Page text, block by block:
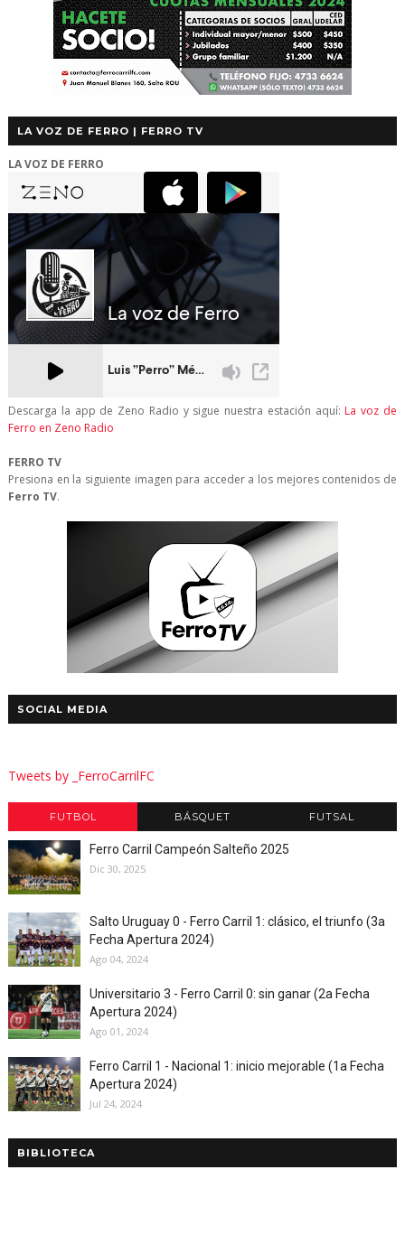
LA VOZ DE FERRO | FERRO TV
LA VOZ DE FERRO
Descarga la app de Zeno Radio y sigue nuestra estación aquí: La voz de
Ferro en Zeno Radio
FERRO TV
Presiona en la siguiente imagen para acceder a los mejores contenidos de
Ferro TV.
SOCIAL MEDIA
Tweets by _FerroCarrilFC
FUTBOL BÁSQUET FUTSAL
Ferro Carril Campeón Salteño 2025
Dic 30, 2025
Salto Uruguay 0 - Ferro Carril 1: clásico, el triunfo (3a
Fecha Apertura 2024)
Ago 04, 2024
Universitario 3 - Ferro Carril 0: sin ganar (2a Fecha
Apertura 2024)
Ago 01, 2024
Ferro Carril 1 - Nacional 1: inicio mejorable (1a Fecha
Apertura 2024)
Jul 24, 2024
BIBLIOTECA